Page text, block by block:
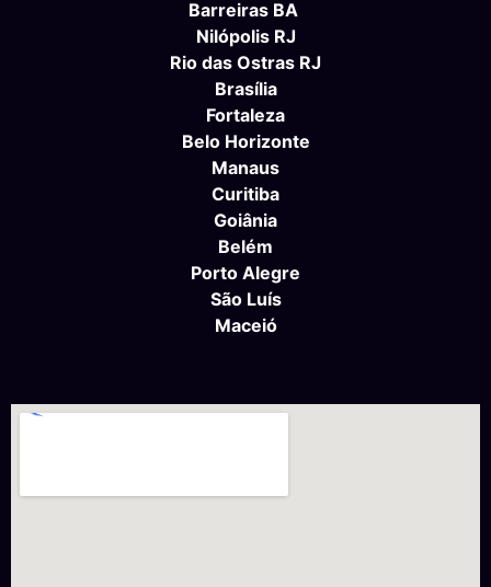
Barreiras BA
Nilópolis RJ
Rio das Ostras RJ
Brasília
Fortaleza
Belo Horizonte
Manaus
Curitiba
Goiânia
Belém
Porto Alegre
São Luís
Maceió